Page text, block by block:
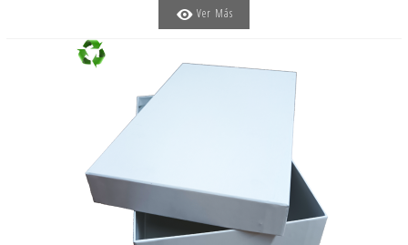
Ver Más